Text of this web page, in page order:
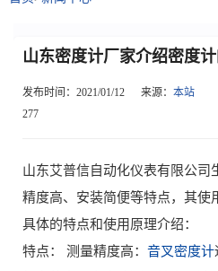
山东密度计厂家介绍密度
发布时间：2021/01/12 来源： 本站
277
山东艾普信自动化仪表有限公司
精度高、安装简便等特点，其使
具体的特点和使用原理介绍：
特点： 测量精度高： 音叉密度计